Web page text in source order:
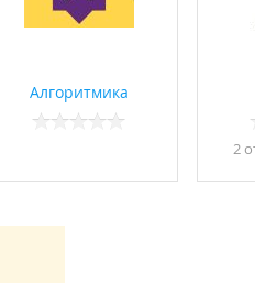
Алгоритмика
2